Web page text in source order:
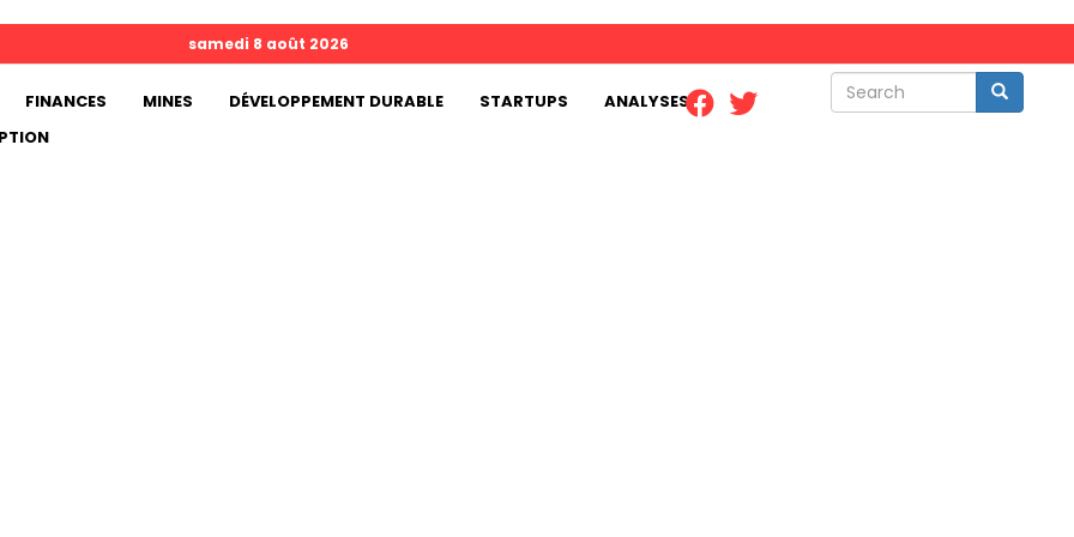
Search Search
samedi 8 août 2026
FINANCES MINES DÉVELOPPEMENT DURABLE STARTUPS
ANALYSES